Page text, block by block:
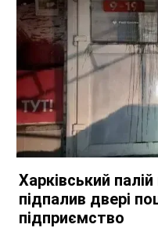
Харківський
підпалив двері
підприємство